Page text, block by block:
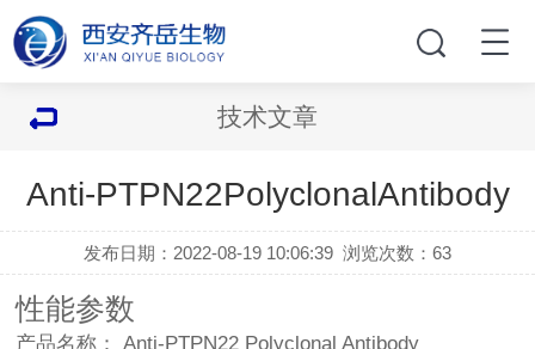
技术文章
Anti-PTPN22PolyclonalAntibody
发布日期：2022-08-19 10:06:39 浏览次数：63
性能参数
产品名称： Anti-PTPN22 Polyclonal Antibody